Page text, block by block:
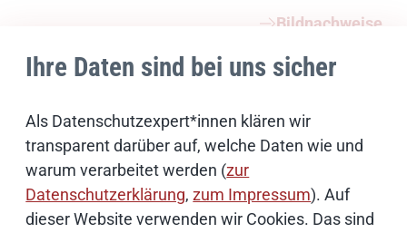
Ihre Daten sind bei uns sicher
Als Datenschutzexpert*innen klären wir
transparent darüber auf, welche Daten wie und
warum verarbeitet werden (zur
Datenschutzerklärung,zum Impressum). Auf
dieser Website verwenden wir Cookies. Das sind
Bildnachweise
Schwerpunktthemen
Künstliche Intelligenz
Open Source